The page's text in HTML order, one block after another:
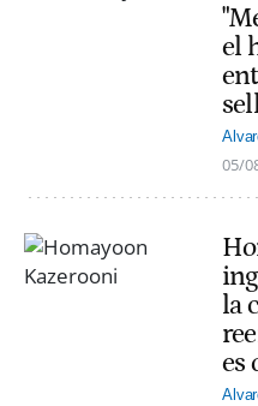
el
05/
la
es